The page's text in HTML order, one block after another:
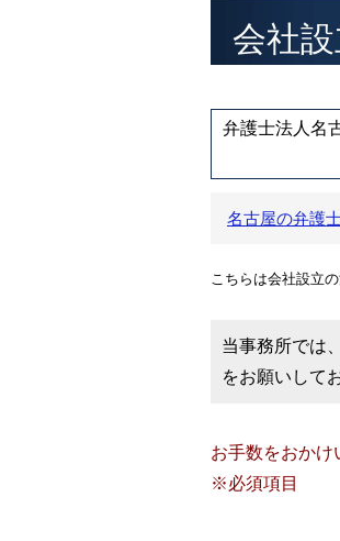
会社
弁護士法人名
名古屋の弁護
こちらは会社設立
当事務所では
をお願いして
お手数をおかけ
※必須項目